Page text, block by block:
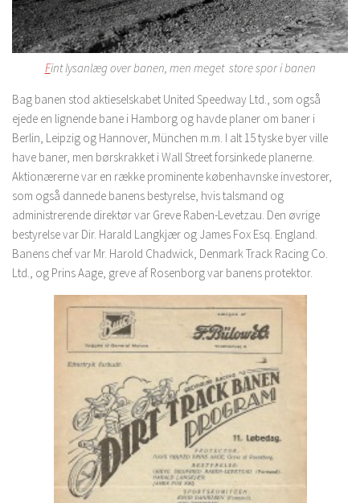
Fint lysanlæg over banen, men meget store spor i banen
Bag banen stod aktieselskabet United Speedway Ltd., som også
ejede en lignende bane i Hamborg og havde planer om baner i
Berlin, Leipzig og Hannover, München m.m. I alt 15 tyske byer ville
have baner, men børskrakket i Wall Street forsinkede planerne.
Aktionærerne var en række prominente københavnske investorer,
som også dannede banens bestyrelse, hvis talsmand og
administrerende direktør var Greve Raben-Levetzau. Den øvrige
bestyrelse var Dir. Harald Langkjær og James Fox Esq. England.
Banens chef var Mr. Harold Chadwick, Denmark Track Racing Co.
Ltd., og Prins Aage, greve af Rosenborg var banens protektor.